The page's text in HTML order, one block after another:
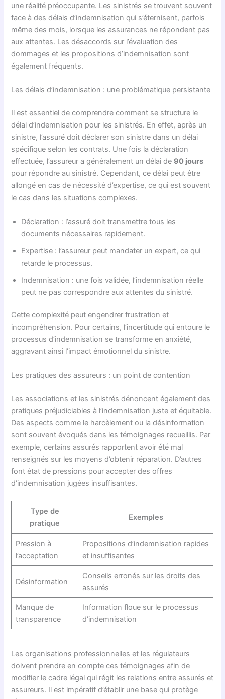
une réalité préoccupante. Les sinistrés se trouvent souvent
face à des délais d’indemnisation qui s’éternisent, parfois
même des mois, lorsque les assurances ne répondent pas
aux attentes. Les désaccords sur l’évaluation des
dommages et les propositions d’indemnisation sont
également fréquents.
Les délais d’indemnisation : une problématique persistante
Il est essentiel de comprendre comment se structure le
délai d’indemnisation pour les sinistrés. En effet, après un
sinistre, l’assuré doit déclarer son sinistre dans un délai
spécifique selon les contrats. Une fois la déclaration
effectuée, l’assureur a généralement un délai de 90 jours
pour répondre au sinistré. Cependant, ce délai peut être
allongé en cas de nécessité d’expertise, ce qui est souvent
le cas dans les situations complexes.
Déclaration : l’assuré doit transmettre tous les
documents nécessaires rapidement.
Expertise : l’assureur peut mandater un expert, ce qui
retarde le processus.
Indemnisation : une fois validée, l’indemnisation réelle
peut ne pas correspondre aux attentes du sinistré.
Cette complexité peut engendrer frustration et
incompréhension. Pour certains, l’incertitude qui entoure le
processus d’indemnisation se transforme en anxiété,
aggravant ainsi l’impact émotionnel du sinistre.
Les pratiques des assureurs : un point de contention
Les associations et les sinistrés dénoncent également des
pratiques préjudiciables à l’indemnisation juste et équitable.
Des aspects comme le harcèlement ou la désinformation
sont souvent évoqués dans les témoignages recueillis. Par
exemple, certains assurés rapportent avoir été mal
renseignés sur les moyens d’obtenir réparation. D’autres
font état de pressions pour accepter des offres
d’indemnisation jugées insuffisantes.
Type de
pratique
Exemples
Pression à
l’acceptation
Propositions d’indemnisation rapides
et insuffisantes
Désinformation
Conseils erronés sur les droits des
assurés
Manque de
transparence
Information floue sur le processus
d’indemnisation
Les organisations professionnelles et les régulateurs
doivent prendre en compte ces témoignages afin de
modifier le cadre légal qui régit les relations entre assurés et
assureurs. Il est impératif d’établir une base qui protège